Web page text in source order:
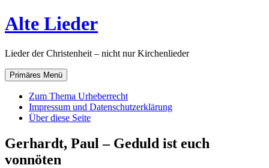
Zum
Inhalt
Alte Lieder
Lieder der Christenheit – nicht nur Kirchenlieder
Primäres Menü
Zum Thema Urheberrecht
Impressum und Datenschutzerklärung
Über diese Seite
Gerhardt, Paul – Geduld ist euch
vonnöten